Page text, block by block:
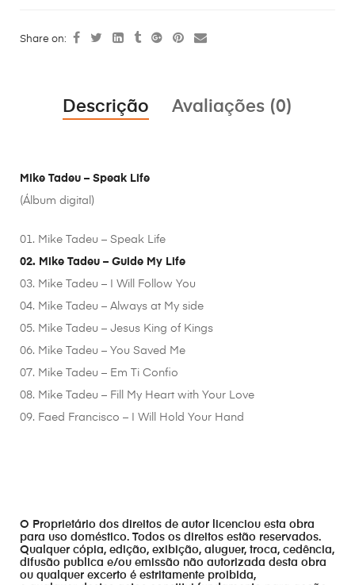
Share on:
Descrição Avaliações (0)
Mike Tadeu – Speak Life
(Álbum digital)
01. Mike Tadeu – Speak Life
02. Mike Tadeu – Guide My Life
03. Mike Tadeu – I Will Follow You
04. Mike Tadeu – Always at My side
05. Mike Tadeu – Jesus King of Kings
06. Mike Tadeu – You Saved Me
07. Mike Tadeu – Em Ti Confio
08. Mike Tadeu – Fill My Heart with Your Love
09. Faed Francisco – I Will Hold Your Hand
O Proprietário dos direitos de autor licenciou esta obra
para uso doméstico. Todos os direitos estão reservados.
Qualquer cópia, edição, exibição, aluguer, troca, cedência,
difusão publica e/ou emissão não autorizada desta obra
ou qualquer excerto é estritamente proibida,